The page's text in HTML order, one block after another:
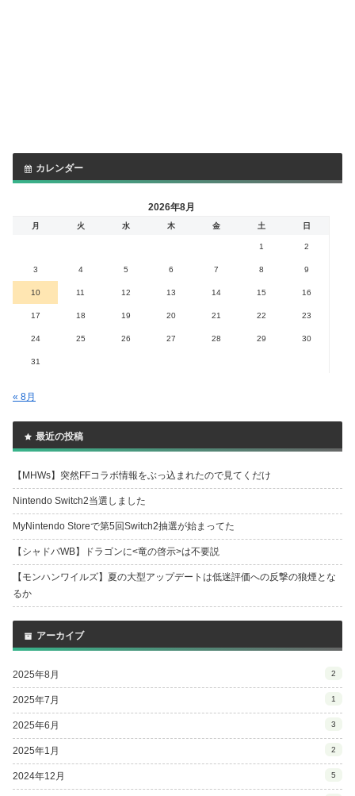
カレンダー
2026年8月
月 火 水 木 金 土 日
1 2
3 4 5 6 7 8 9
10 11 12 13 14 15 16
17 18 19 20 21 22 23
24 25 26 27 28 29 30
31
« 8月
最近の投稿
【MHWs】突然FFコラボ情報をぶっ込まれたので見てくだけ
Nintendo Switch2当選しました
MyNintendo Storeで第5回Switch2抽選が始まってた
【シャドバWB】ドラゴンに<竜の啓示>は不要説
【モンハンワイルズ】夏の大型アップデートは低迷評価への反撃の狼煙とな
るか
アーカイブ
2025年8月 2
2025年7月 1
2025年6月 3
2025年1月 2
2024年12月 5